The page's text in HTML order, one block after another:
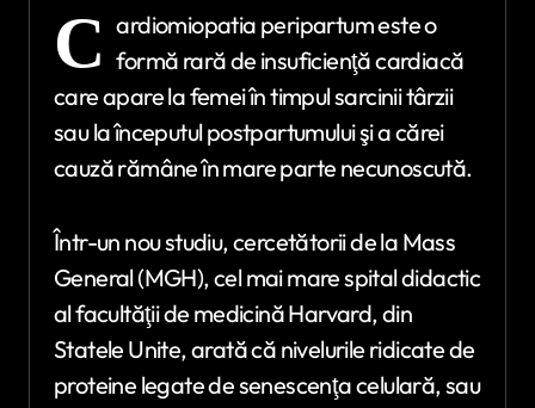
C ardiomiopatia peripartum este o
formă rară de insuficienţă cardiacă
care apare la femei în timpul sarcinii târzii
sau la începutul postpartumului şi a cărei
cauză rămâne în mare parte necunoscută.
Într-un nou studiu, cercetătorii de la Mass
General (MGH), cel mai mare spital didactic
al facultăţii de medicină Harvard, din
Statele Unite, arată că nivelurile ridicate de
proteine legate de senescenţa celulară, sau